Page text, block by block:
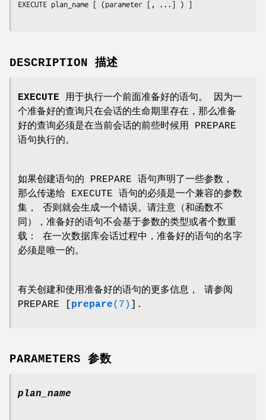
EXECUTE plan_name [ (parameter [, ...] ) ]
DESCRIPTION 描述
EXECUTE 用于执行一个前面准备好的语句。 因为一
个准备好的查询只在会话的生命期里存在，那么准备
好的查询必须是在当前会话的前些时候用 PREPARE
语句执行的。
如果创建语句的 PREPARE 语句声明了一些参数，
那么传递给 EXECUTE 语句的必须是一个兼容的参数
集， 否则就会生成一个错误。请注意（和函数不
同），准备好的语句不会基于参数的类型或者个数重
载： 在一次数据库会话过程中，准备好的语句的名字
必须是唯一的。
有关创建和使用准备好的语句的更多信息， 请参阅
PREPARE [ prepare(7) ].
PARAMETERS 参数
plan_name